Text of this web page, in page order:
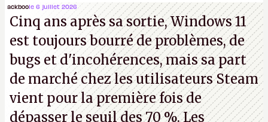
Microsoft, mais le syndicat des employés confirme
de nombreux licenciements.A.
ackboole 6 juillet 2026
Cinq ans après sa sortie, Windows 11
est toujours bourré de problèmes, de
bugs et d'incohérences, mais sa part
de marché chez les utilisateurs Steam
vient pour la première fois de
dépasser le seuil des 70 %. Les